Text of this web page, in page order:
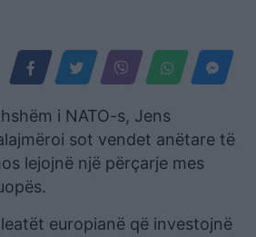
i NATO-s, Jens
sot vendet anëtare të
lejojnë një përçarje mes
europianë që investojnë